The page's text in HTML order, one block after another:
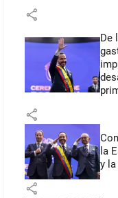
share
De
share
la
y
share